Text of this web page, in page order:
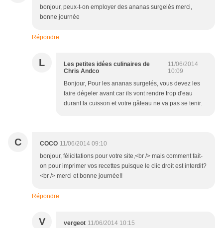
bonjour, peux-t-on employer des ananas surgelés merci,
bonne journée
Répondre
L
Les petites idées culinaires de
Chris Andco
11/06/2014
10:09
Bonjour, Pour les ananas surgelés, vous devez les
faire dégeler avant car ils vont rendre trop d'eau
durant la cuisson et votre gâteau ne va pas se tenir.
C COCO 11/06/2014 09:10
bonjour, félicitations pour votre site,<br /> mais comment fait-
on pour imprimer vos recettes puisque le clic droit est interdit?
<br /> merci et bonne journée!!
Répondre
V vergeot 11/06/2014 10:15